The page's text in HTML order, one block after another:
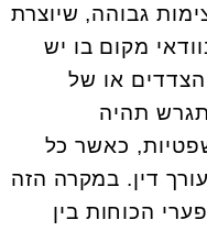
גבוהה, שיוצרת
מקום בו יש
או של
תהיה
כאשר כל
דין. במקרה הזה
הכוחות בין